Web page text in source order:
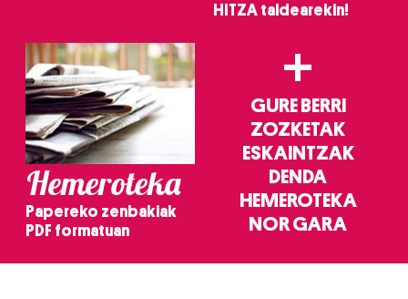
HITZA taldearekin!
Hemeroteka
Papereko zenbakiak
PDF formatuan
+
GURE BERRI
ZOZKETAK
ESKAINTZAK
DENDA
HEMEROTEKA
NOR GARA